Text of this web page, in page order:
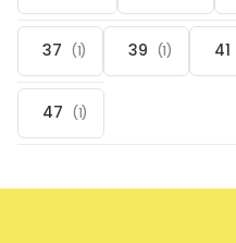
37 (1) 39 (1) 41
47 (1)